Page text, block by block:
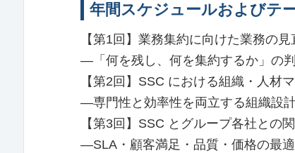
年間スケジュールおよびテ
【第1回】業務集約に向けた業務の
―「何を残し、何を集約するか」の
【第2回】SSC における組織・人材
―専門性と効率性を両立する組織設
【第3回】SSC とグループ各社との
―SLA・顧客満足・品質・価格の最